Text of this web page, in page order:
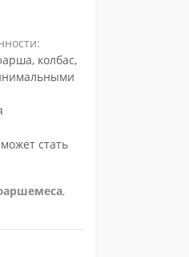
колбас,
стать
,